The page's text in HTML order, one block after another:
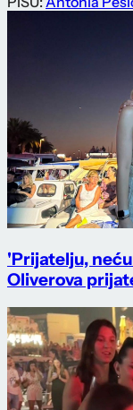
'Prijatelju,
Oliverova